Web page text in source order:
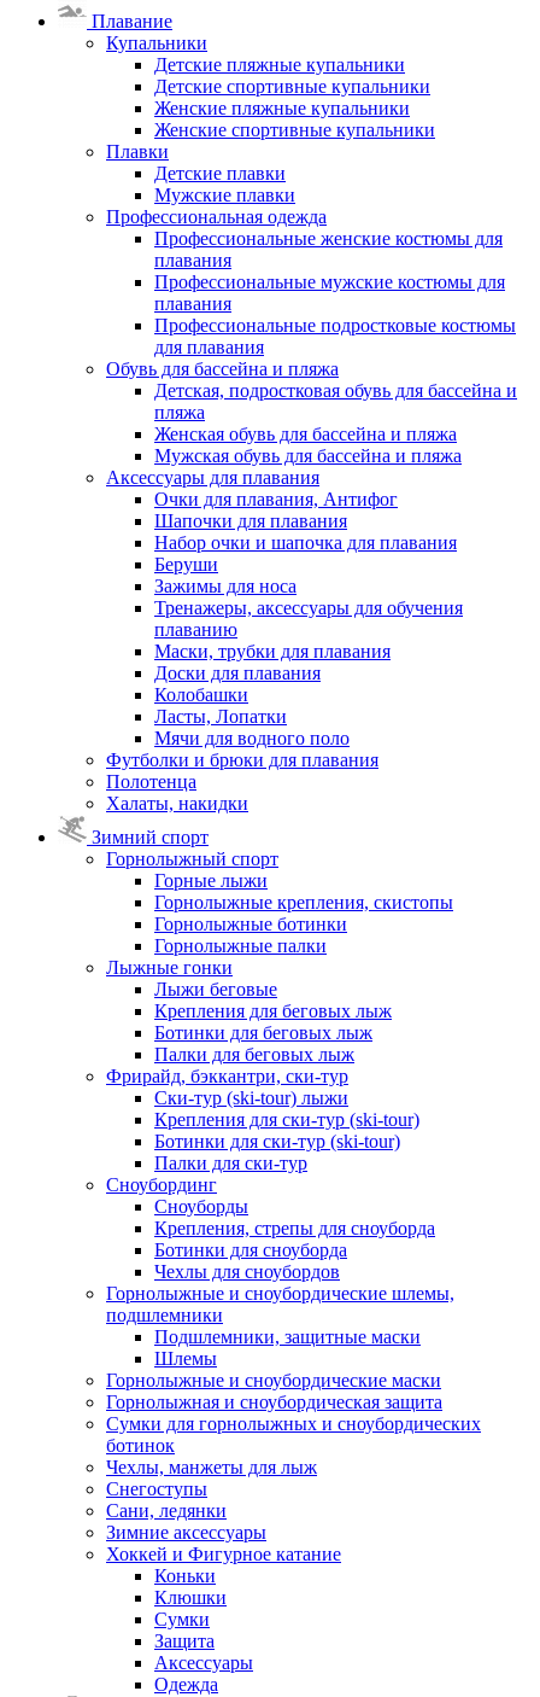
Плавание
Купальники
Детские пляжные купальники
Детские спортивные купальники
Женские пляжные купальники
Женские спортивные купальники
Плавки
Детские плавки
Мужские плавки
Профессиональная одежда
Профессиональные женские костюмы для
плавания
Профессиональные мужские костюмы для
плавания
Профессиональные подростковые костюмы
для плавания
Обувь для бассейна и пляжа
Детская, подростковая обувь для бассейна и
пляжа
Женская обувь для бассейна и пляжа
Мужская обувь для бассейна и пляжа
Аксессуары для плавания
Очки для плавания, Антифог
Шапочки для плавания
Набор очки и шапочка для плавания
Беруши
Зажимы для носа
Тренажеры, аксессуары для обучения
плаванию
Маски, трубки для плавания
Доски для плавания
Колобашки
Ласты, Лопатки
Мячи для водного поло
Футболки и брюки для плавания
Полотенца
Халаты, накидки
Зимний спорт
Горнолыжный спорт
Горные лыжи
Горнолыжные крепления, скистопы
Горнолыжные ботинки
Горнолыжные палки
Лыжные гонки
Лыжи беговые
Крепления для беговых лыж
Ботинки для беговых лыж
Палки для беговых лыж
Фрирайд, бэккантри, ски-тур
Ски-тур (ski-tour) лыжи
Крепления для ски-тур (ski-tour)
Ботинки для ски-тур (ski-tour)
Палки для ски-тур
Сноубординг
Сноуборды
Крепления, стрепы для сноуборда
Ботинки для сноуборда
Чехлы для сноубордов
Горнолыжные и сноубордические шлемы,
подшлемники
Подшлемники, защитные маски
Шлемы
Горнолыжные и сноубордические маски
Горнолыжная и сноубордическая защита
Сумки для горнолыжных и сноубордических
ботинок
Чехлы, манжеты для лыж
Снегоступы
Сани, ледянки
Зимние аксессуары
Хоккей и Фигурное катание
Коньки
Клюшки
Сумки
Защита
Аксессуары
Одежда